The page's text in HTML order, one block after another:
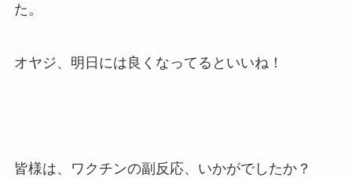
た。
オヤジ、明日には良くなってるといいね！
皆様は、ワクチンの副反応、いかがでしたか？